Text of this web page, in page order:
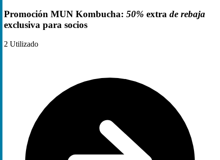
Promoción MUN Kombucha: 50% extra de rebaja
exclusiva para socios
2 Utilizado